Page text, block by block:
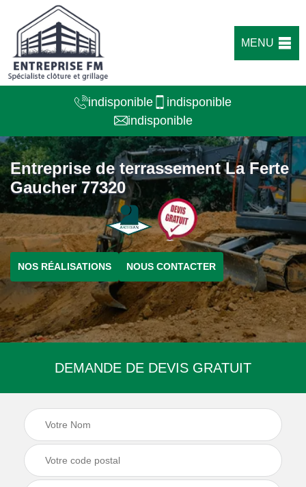
MENU
indisponible
indisponible
indisponible
Entreprise de terrassement La Ferte
Gaucher 77320
NOS RÉALISATIONS NOUS CONTACTER
DEMANDE DE DEVIS GRATUIT